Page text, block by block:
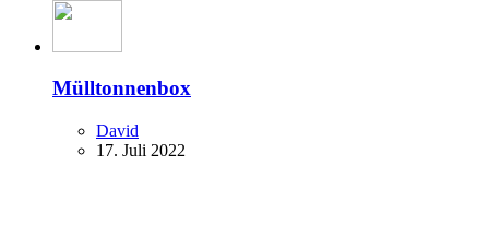
Mülltonnenbox
David
17. Juli 2022